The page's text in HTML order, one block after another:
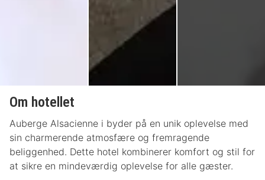
Om hotellet
Auberge Alsacienne i byder på en unik oplevelse med
sin charmerende atmosfære og fremragende
beliggenhed. Dette hotel kombinerer komfort og stil for
at sikre en mindeværdig oplevelse for alle gæster.